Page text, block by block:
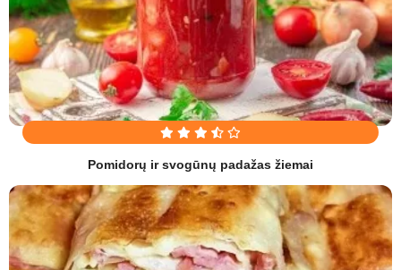
Pomidorų ir svogūnų padažas žiemai